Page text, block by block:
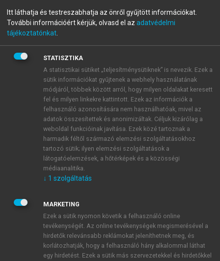
fiókoddal,vagy hozz létre új fiókot.
A regisztráció után apróbaidőszakautomatikusan
BELÉPÉS SAJÁT FIÓKKAL
ÚJ FIÓK LÉTREHOZÁSA
1 óra díjmentes hozzáférés
E-MAIL-CÍM
JELSZÓ
JELSZÓ ÚJRA
Itt láthatja és testreszabhatja az önről gyűjtött információkat.
További információért kérjük, olvasd el az adatvédelmi
tájékoztatónkat
STATISZTIKA
A statisztikai sütiket „teljesítménysütiknek” is nevezik. Ezek a
sütik információkat gyűjtenek a webhely használatának
módjáról, többek között arról, hogy milyen oldalakat keresett
fel és milyen linkekre kattintott. Ezek az információk a
felhasználó azonosítására nem használhatóak, mivel az
adatok összesítettek és anonimizáltak. Céljuk kizárólag a
weboldal funkcióinak javítása. Ezek közé tartoznak a
harmadik féltől származó elemzési szolgáltatásokhoz
tartozó sütik; ilyen elemzési szolgáltatások a
látogatóelemzések, a hőtérképek és a közösségi
médiaanalitika.
↓ 1 szolgáltatás
MARKETING
Ezek a sütik nyomon követik a felhasználó online
tevékenységét. Az online tevékenységek megismerésével a
hirdetők relevánsabb reklámokat jeleníthetnek meg, és
korlátozhatják, hogy a felhasználó hány alkalommal láthat
egy hirdetést. Ezek a sütik más szervezetekkel és hirdetőkkel